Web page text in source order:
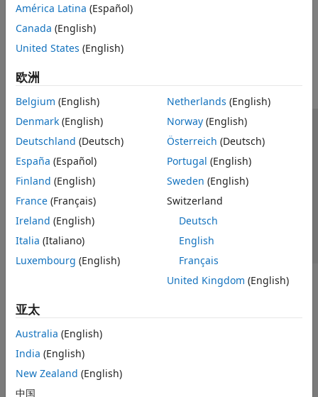
América Latina (Español)
Canada (English)
United States (English)
欧洲
Belgium (English)
Denmark (English)
Deutschland (Deutsch)
España (Español)
Finland (English)
France (Français)
Ireland (English)
Italia (Italiano)
Luxembourg (English)
Netherlands (English)
Norway(English)
Österreich (Deutsch)
Portugal (English)
Sweden (English)
Switzerland
Deutsch
English
Français
United Kingdom (English)
亚太
Australia (English)
India (English)
New Zealand (English)
中国
信任中心 商标 隐私政策 防盗版
应用程序状态
联系我们
© 1994-2026 The MathWorks, Inc.